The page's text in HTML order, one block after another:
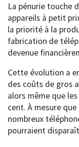
La pénurie touche
appareils à petit
la priorité à la
fabrication de
devenue
Cette évolution a
des coûts de gros
alors même que
cent. À mesure
nombreux
pourraient